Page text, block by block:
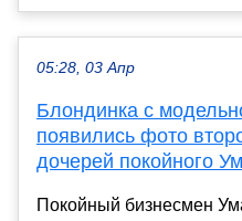
05:28, 03 Апр
Блондинка с
появились фото
дочерей покойного
Покойный бизнесмен